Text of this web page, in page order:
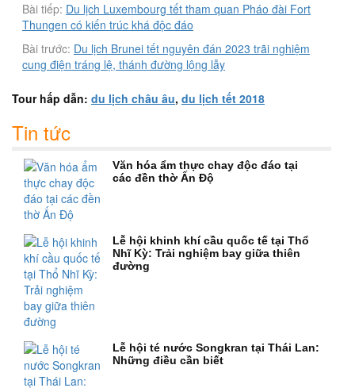
Bài tiếp: Du lịch Luxembourg tết tham quan Pháo đài Fort
Thungen có kiến trúc khá độc đáo
Bài trước: Du lịch Brunei tết nguyên đán 2023 trãi nghiệm
cung điện tráng lệ, thánh đường lộng lẫy
Tour hấp dẫn: du lịch châu âu, du lịch tết 2018
Tin tức
Văn hóa ẩm thực chay độc đáo tại
các đền thờ Ấn Độ
Lễ hội khinh khí cầu quốc tế tại Thổ
Nhĩ Kỳ: Trải nghiệm bay giữa thiên
đường
Lễ hội té nước Songkran tại Thái Lan:
Những điều cần biết